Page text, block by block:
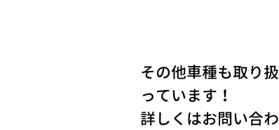
その他車種も取り扱
っています！
​詳しくはお問い合わ